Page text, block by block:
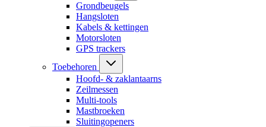
Grondbeugels
Hangsloten
Kabels & kettingen
Motorsloten
GPS trackers
Toebehoren
Hoofd- & zaklantaarns
Zeilmessen
Multi-tools
Mastbroeken
Sluitingopeners